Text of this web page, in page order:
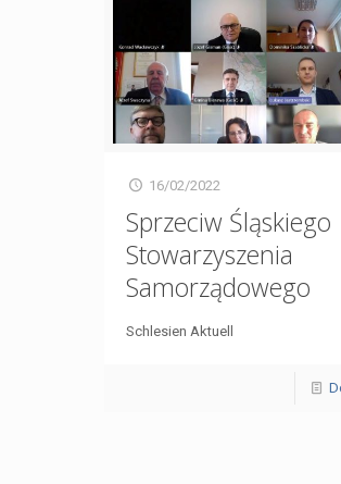
16/02/2022
Sprzeciw Śląskiego
Stowarzyszenia
Samorządowego
Schlesien Aktuell